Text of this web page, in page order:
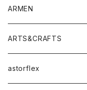
シャツ
Tシャツ・カットソー
シャツ・ブラウス
ボトムス
パンツ
スカート
ワンピース・オールインワン
バッグ
ARMEN
アウター
コート
トップス
ARTS&CRAFTS
アクセサリー
astorflex